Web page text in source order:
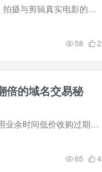
电影制作实战课，从灵感到成片，拍摄与剪辑真实电影的完整过程【原创双语字幕】 内容大纲： 跟随Casey拍摄与剪辑真实电影的完整过程，直接复制他高效、真诚且直击人心的叙事秘诀。 本课程将带您...
58 2
倍的域名交易秘
内容大纲： 《域名掘金》教您利用业余时间低价收购过期域名，并快速高价转售，赚取丰厚利润。这门生意的核心是以极低成本买入过期域名，再以高价卖出——您只需花费约7.99美元买入一个域名，便...
65 4